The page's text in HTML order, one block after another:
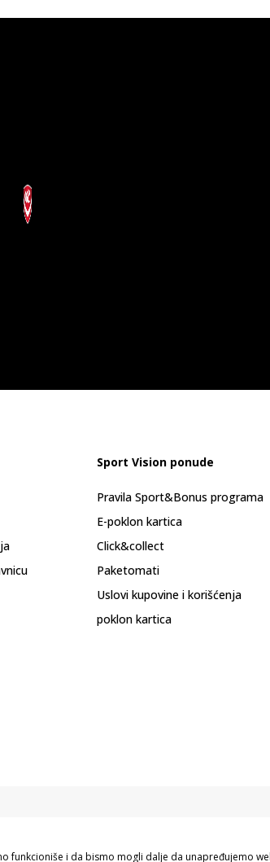
Sport Vision ponude
Pravila Sport&Bonus programa
E-poklon kartica
Click&collect
Paketomati
Uslovi kupovine i korišćenja
poklon kartica
funkcioniše i da bismo mogli dalje da unapređujemo